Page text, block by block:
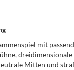
mit
Mitten und